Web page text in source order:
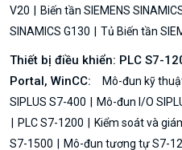
V20
Biến tần SIEMENS
SINAMICS G130
Tủ Biến tần
Thiết bị điều khiển: PLC S7-
Portal, WinCC:
Mô-đun kỹ
SIPLUS S7-400
Mô-đun I/O
PLC S7-1200
Kiểm soát và
S7-1500
Mô-đun tương tự S7-